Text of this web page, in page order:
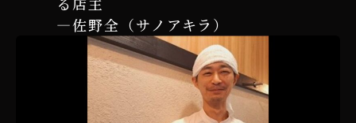
―佐野全（サノアキラ）